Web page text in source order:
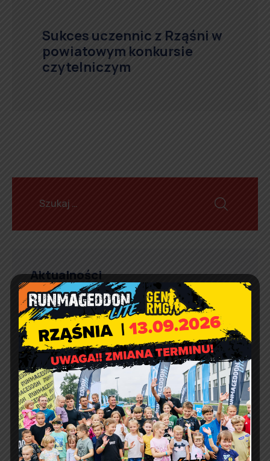
Sukces uczennic z Rząśni w
powiatowym konkursie
czytelniczym
Aktualności
Artur Ruka Comment off
Informacja o wydawaniu
żywności w ramach Programu
Fundusze Europejskie na
Pomoc Żywnościową
Artur Ruka Comment off
Zmieniamy termin
Runmageddon LITE!